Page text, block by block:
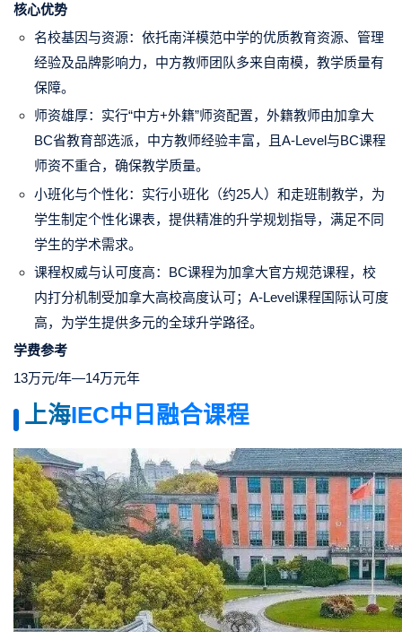
核心优势
名校基因与资源：依托南洋模范中学的优质教育资源、管理
经验及品牌影响力，中方教师团队多来自南模，教学质量有
保障。
师资雄厚：实行“中方+外籍”师资配置，外籍教师由加拿大
BC省教育部选派，中方教师经验丰富，且A-Level与BC课程
师资不重合，确保教学质量。
小班化与个性化：实行小班化（约25人）和走班制教学，为
学生制定个性化课表，提供精准的升学规划指导，满足不同
学生的学术需求。
课程权威与认可度高：BC课程为加拿大官方规范课程，校
内打分机制受加拿大高校高度认可；A-Level课程国际认可度
高，为学生提供多元的全球升学路径。
学费参考
13万元/年—14万元年
上海IEC中日融合课程